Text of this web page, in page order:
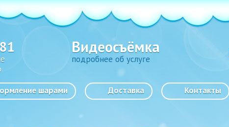
Видеосъёмка
подробнее об услуге
шарами Доставка Контакты